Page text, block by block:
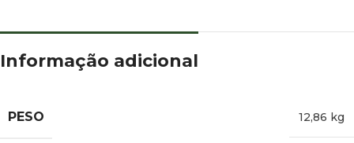
Informação adicional
PESO 12,86 kg